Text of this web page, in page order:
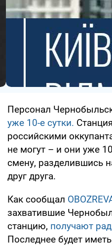
Персонал
уже 10-е сутки.
российскими
не могут – и они уже
смену, разделившись
друг друга.
Как сообщал
захватившие
станцию, получают
Последнее будет